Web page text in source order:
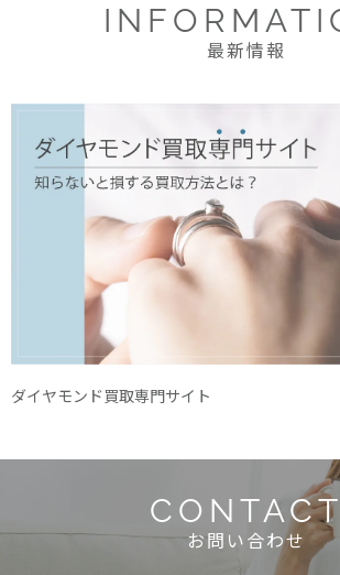
最新情報
ダイヤモンド買取専門サイト
CONTACT
お問い合わせ